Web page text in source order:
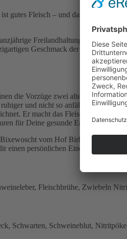
gutes Fleisch – und das wiederum
Freilandhaltung
Geschmack der
die Vorzüge zwei alter Rassen,
und nicht so anfällig für
Er macht das Fleisch deutlich
für Deine gesunde Ernährung.
vom Hof Birkeneck, die
einen persönlichen Eindruck davon
Fleischbrühe, Zwiebeln
Schwarten, Schweineblut,